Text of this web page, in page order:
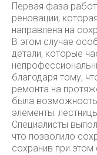
Первая фаза
реновации,
направлена на
В этом случае
детали, которые
благодаря тому,
ремонта на
была
элементы:
Специалисты
что позволило
сохранив при